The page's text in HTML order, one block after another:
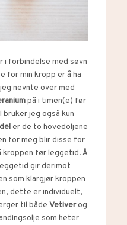
i forbindelse med søvn
for min kropp er å ha
nevnte over med
på i timen(e) før
jeg også kun
er de to hovedoljene
for meg blir disse for
før leggetid. Å
gir derimot
som klargjør kroppen
dette er individuelt,
til både Vetiverog
som heter